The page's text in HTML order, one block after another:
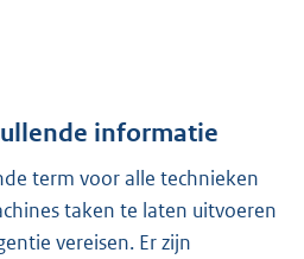
informatie
term voor alle technieken
taken te laten uitvoeren
vereisen. Er zijn